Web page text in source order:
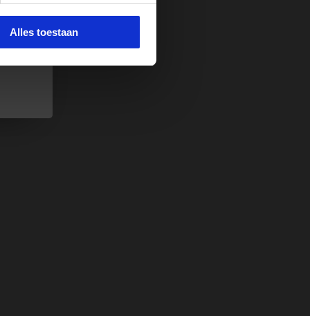
Alles toestaan